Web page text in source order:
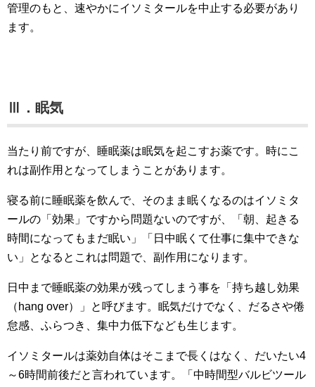
管理のもと、速やかにイソミタールを中止する必要があり
ます。
Ⅲ．眠気
当たり前ですが、睡眠薬は眠気を起こすお薬です。時にこ
れは副作用となってしまうことがあります。
寝る前に睡眠薬を飲んで、そのまま眠くなるのはイソミタ
ールの「効果」ですから問題ないのですが、「朝、起きる
時間になってもまだ眠い」「日中眠くて仕事に集中できな
い」となるとこれは問題で、副作用になります。
日中まで睡眠薬の効果が残ってしまう事を「持ち越し効果
（hang over）」と呼びます。眠気だけでなく、だるさや倦
怠感、ふらつき、集中力低下なども生じます。
イソミタールは薬効自体はそこまで長くはなく、だいたい4
～6時間前後だと言われています。「中時間型バルビツール